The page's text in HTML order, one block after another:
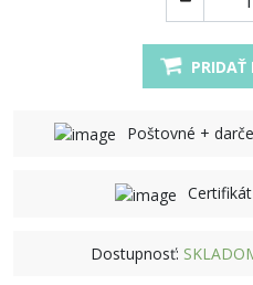
PRIDAŤ
Poštovné +
Dostupnosť: